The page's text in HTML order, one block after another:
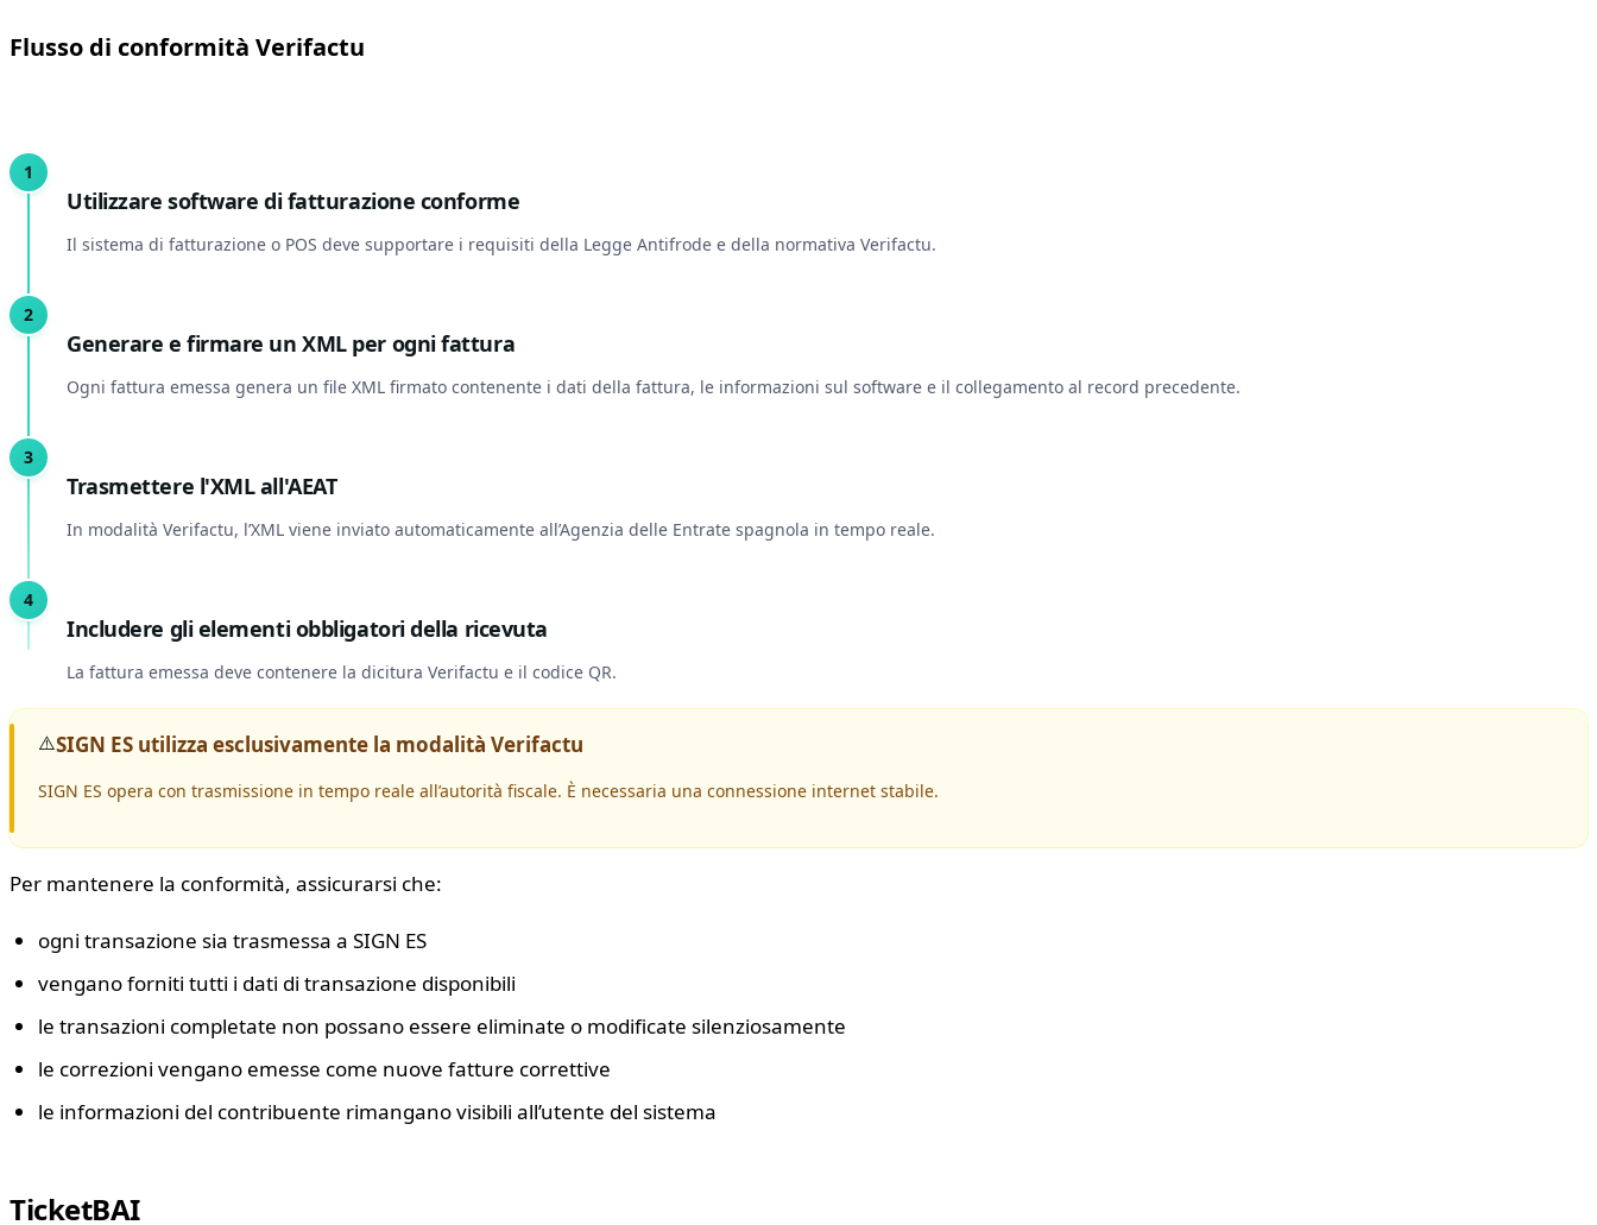
Flusso di conformità Verifactu
Utilizzare software di fatturazione conforme
Il sistema di fatturazione o POS deve supportare i requisiti della Legge Antifrode e della normativa Verifactu.
Generare e firmare un XML per ogni fattura
Ogni fattura emessa genera un file XML firmato contenente i dati della fattura, le informazioni sul software e il collegamento al record precedente.
Trasmettere l'XML all'AEAT
In modalità Verifactu, l’XML viene inviato automaticamente all’Agenzia delle Entrate spagnola in tempo reale.
Includere gli elementi obbligatori della ricevuta
La fattura emessa deve contenere la dicitura Verifactu e il codice QR.
⚠️SIGN ES utilizza esclusivamente la modalità Verifactu
SIGN ES opera con trasmissione in tempo reale all’autorità fiscale. È necessaria una connessione internet stabile.
Per mantenere la conformità, assicurarsi che:
ogni transazione sia trasmessa a SIGN ES
vengano forniti tutti i dati di transazione disponibili
le transazioni completate non possano essere eliminate o modificate silenziosamente
le correzioni vengano emesse come nuove fatture correttive
le informazioni del contribuente rimangano visibili all’utente del sistema
TicketBAI